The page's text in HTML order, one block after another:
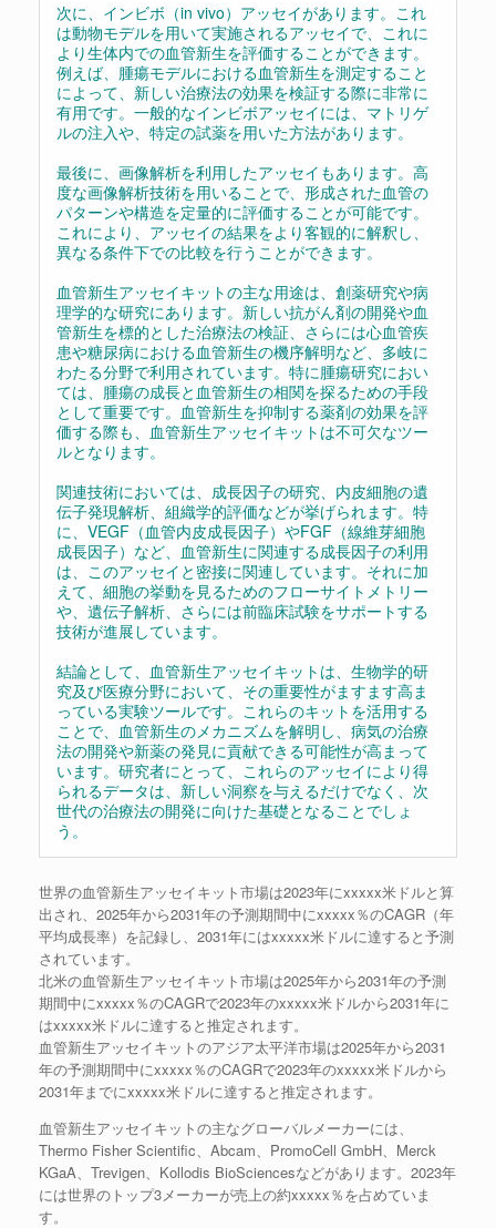
次に、インビボ（in vivo）アッセイがあります。これ
は動物モデルを用いて実施されるアッセイで、これに
より生体内での血管新生を評価することができます。
例えば、腫瘍モデルにおける血管新生を測定すること
によって、新しい治療法の効果を検証する際に非常に
有用です。一般的なインビボアッセイには、マトリゲ
ルの注入や、特定の試薬を用いた方法があります。
最後に、画像解析を利用したアッセイもあります。高
度な画像解析技術を用いることで、形成された血管の
パターンや構造を定量的に評価することが可能です。
これにより、アッセイの結果をより客観的に解釈し、
異なる条件下での比較を行うことができます。
血管新生アッセイキットの主な用途は、創薬研究や病
理学的な研究にあります。新しい抗がん剤の開発や血
管新生を標的とした治療法の検証、さらには心血管疾
患や糖尿病における血管新生の機序解明など、多岐に
わたる分野で利用されています。特に腫瘍研究におい
ては、腫瘍の成長と血管新生の相関を探るための手段
として重要です。血管新生を抑制する薬剤の効果を評
価する際も、血管新生アッセイキットは不可欠なツー
ルとなります。
関連技術においては、成長因子の研究、内皮細胞の遺
伝子発現解析、組織学的評価などが挙げられます。特
に、VEGF（血管内皮成長因子）やFGF（線維芽細胞
成長因子）など、血管新生に関連する成長因子の利用
は、このアッセイと密接に関連しています。それに加
えて、細胞の挙動を見るためのフローサイトメトリー
や、遺伝子解析、さらには前臨床試験をサポートする
技術が進展しています。
結論として、血管新生アッセイキットは、生物学的研
究及び医療分野において、その重要性がますます高ま
っている実験ツールです。これらのキットを活用する
ことで、血管新生のメカニズムを解明し、病気の治療
法の開発や新薬の発見に貢献できる可能性が高まって
います。研究者にとって、これらのアッセイにより得
られるデータは、新しい洞察を与えるだけでなく、次
世代の治療法の開発に向けた基礎となることでしょ
う。
世界の血管新生アッセイキット市場は2023年にxxxxx米ドルと算
出され、2025年から2031年の予測期間中にxxxxx％のCAGR（年
平均成長率）を記録し、2031年にはxxxxx米ドルに達すると予測
されています。
北米の血管新生アッセイキット市場は2025年から2031年の予測
期間中にxxxxx％のCAGRで2023年のxxxxx米ドルから2031年に
はxxxxx米ドルに達すると推定されます。
血管新生アッセイキットのアジア太平洋市場は2025年から2031
年の予測期間中にxxxxx％のCAGRで2023年のxxxxx米ドルから
2031年までにxxxxx米ドルに達すると推定されます。
血管新生アッセイキットの主なグローバルメーカーには、
Thermo Fisher Scientific、Abcam、PromoCell GmbH、Merck
KGaA、Trevigen、Kollodis BioSciencesなどがあります。2023年
には世界のトップ3メーカーが売上の約xxxxx％を占めていま
す。